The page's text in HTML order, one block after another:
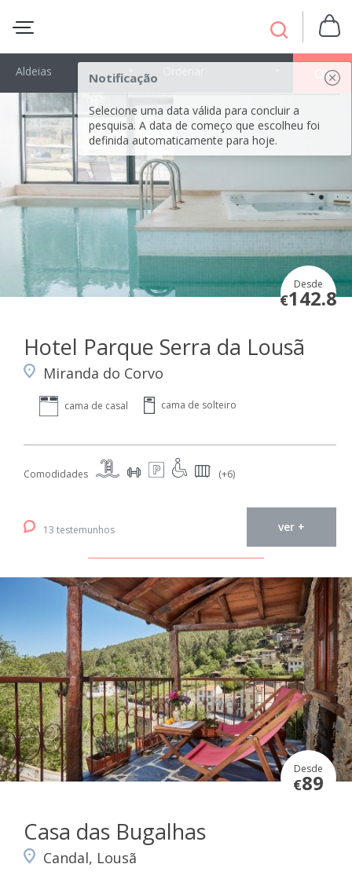
Notificação
Selecione uma data válida para concluir a
pesquisa. A data de começo que escolheu foi
definida automaticamente para hoje.
OK
Aldeias
Desde
€142.8
Hotel Parque Serra da Lousã
Miranda do Corvo
cama de casal cama de solteiro
Comodidades (+6)
13 testemunhos ver +
Desde
€89
Casa das Bugalhas
Candal, Lousã